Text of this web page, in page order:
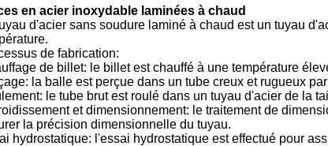
en acier inoxydable laminées à chaud
d'acier sans soudure laminé à chaud est un tuyau
de fabrication:
de billet: le billet est chauffé à une température
la balle est perçue dans un tube creux et rugueux
le tube brut est roulé dans un tuyau d'acier de la
et dimensionnement: le traitement de
la précision dimensionnelle du tuyau.
hydrostatique: l'essai hydrostatique est effectué pour